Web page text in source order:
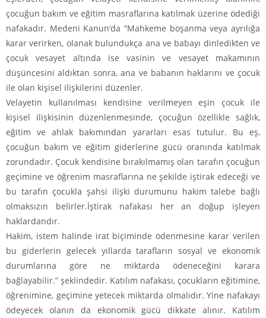
çocuğun bakım ve eğitim masraflarına katılmak üzerine ödediği
nafakadır. Medeni Kanun’da “Mahkeme boşanma veya ayrılığa
karar verirken, olanak bulundukça ana ve babayı dinledikten ve
çocuk vesayet altında ise vasinin ve vesayet makamının
düşüncesini aldıktan sonra, ana ve babanın haklarını ve çocuk
ile olan kişisel ilişkilerini düzenler.
Velayetin kullanılması kendisine verilmeyen eşin çocuk ile
kişisel ilişkisinin düzenlenmesinde, çocuğun özellikle sağlık,
eğitim ve ahlak bakımından yararları esas tutulur. Bu eş,
çocuğun bakım ve eğitim giderlerine gücü oranında katılmak
zorundadır. Çocuk kendisine bırakılmamış olan tarafın çocuğun
geçimine ve öğrenim masraflarına ne şekilde iştirak edeceği ve
bu tarafın çocukla şahsi ilişki durumunu hakim talebe bağlı
olmaksızın belirler.İştirak nafakası her an doğup işleyen
haklardandır.
Hakim, istem halinde irat biçiminde ödenmesine karar verilen
bu giderlerin gelecek yıllarda tarafların sosyal ve ekonomik
durumlarına göre ne miktarda ödeneceğini karara
bağlayabilir.” şeklindedir. Katılım nafakası, çocukların eğitimine,
öğrenimine, geçimine yetecek miktarda olmalıdır. Yine nafakayı
ödeyecek olanın da ekonomik gücü dikkate alınır. Katılım